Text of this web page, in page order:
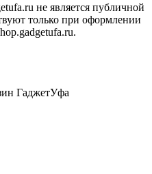
не является публичной
только при оформлении
ГаджетУфа